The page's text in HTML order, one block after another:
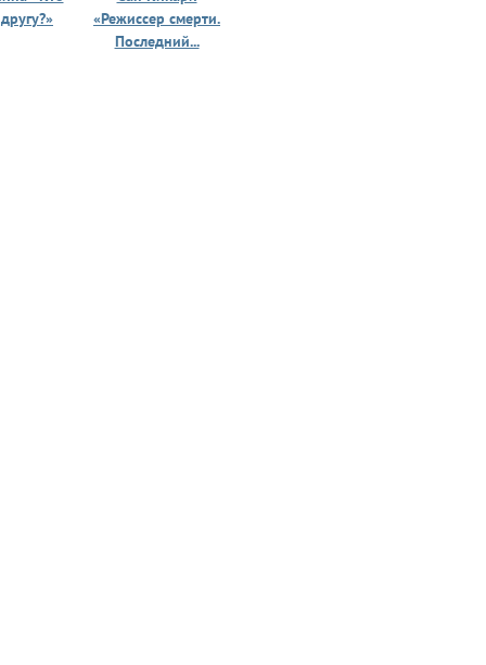
«Режиссер смерти.
Последний...